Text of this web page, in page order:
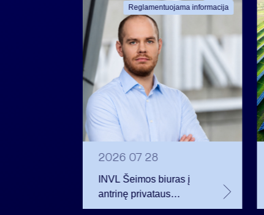
Reglamentuojama informacija
2026 07 28
INVL Šeimos biuras į
antrinę privataus
kapitalo rinką